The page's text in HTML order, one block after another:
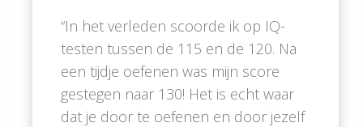
“In het verleden scoorde ik op IQ-
testen tussen de 115 en de 120. Na
een tijdje oefenen was mijn score
gestegen naar 130! Het is echt waar
dat je door te oefenen en door jezelf